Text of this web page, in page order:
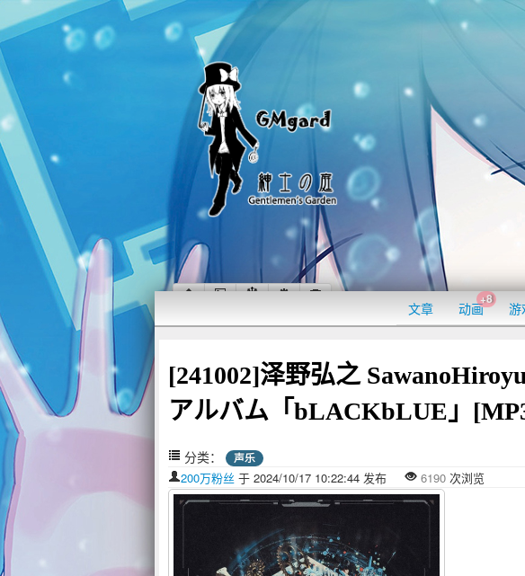
文章 动画
+8
游
[241002]泽野弘之
アルバム「bLACKbLUE」
分类： 声乐
200万粉丝 于 2024/10/17 10:22:44 发布 6190 次浏览